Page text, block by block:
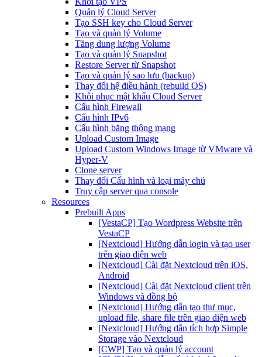
Quản lý Cloud Server
Tạo SSH key cho Cloud Server
Tạo và quản lý Volume
Tăng dung lượng Volume
Tạo và quản lý Snapshot
Restore Server từ Snapshot
Tạo và quản lý sao lưu (backup)
Thay đổi hệ điều hành (rebuild OS)
Khôi phục mật khẩu Cloud Server
Cấu hình Firewall
Cấu hình IPv6
Cấu hình băng thông mạng
Upload Custom Image
Upload Custom Windows Image từ VMware và
Hyper-V
Clone server
Thay đổi Cấu hình và loại máy chủ
Truy cập server qua console
Resources
Prebuilt Apps
[VestaCP] Tạo Wordpress Website trên
VestaCP
[Nextcloud] Hướng dẫn login và tạo user
trên giao diện web
[Nextcloud] Cài đặt Nextcloud trên iOS,
Android
[Nextcloud] Cài đặt Nextcloud client trên
Windows và đồng bộ
[Nextcloud] Hướng dẫn tạo thư mục,
upload file, share file trên giao diện web
[Nextcloud] Hướng dẫn tích hợp Simple
Storage vào Nextcloud
[CWP] Tạo và quản lý account